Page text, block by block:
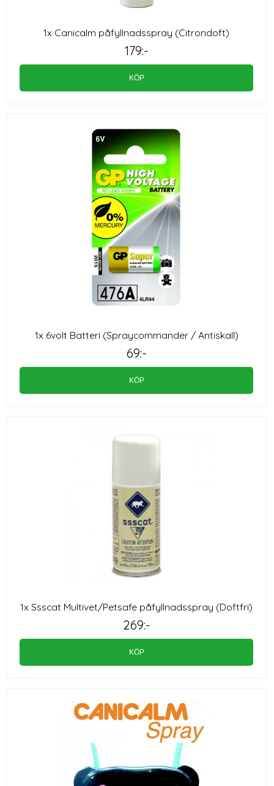
1x Canicalm påfyllnadsspray (Citrondoft)
179:-
KÖP
1x 6volt Batteri (Spraycommander / Antiskall)
69:-
KÖP
1x Ssscat Multivet/Petsafe påfyllnadsspray (Doftfri)
269:-
KÖP